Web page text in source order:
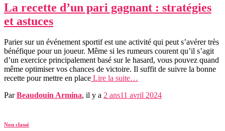
La recette d’un pari gagnant : stratégies
et astuces
Parier sur un événement sportif est une activité qui peut s’avérer très
bénéfique pour un joueur. Même si les rumeurs courent qu’il s’agit
d’un exercice principalement basé sur le hasard, vous pouvez quand
même optimiser vos chances de victoire. Il suffit de suivre la bonne
recette pour mettre en place Lire la suite…
ParBeaudouin Armina, il y a 2 ans11 avril 2024
Non classé